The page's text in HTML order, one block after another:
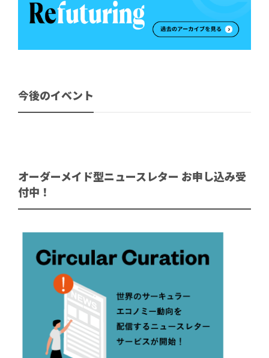
今後のイベント
オーダーメイド型ニュースレター お申し込み受
付中！